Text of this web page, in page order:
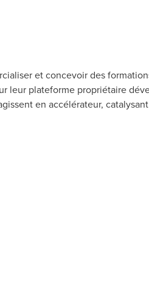
et concevoir des
leur plateforme propriétaire
en accélérateur,